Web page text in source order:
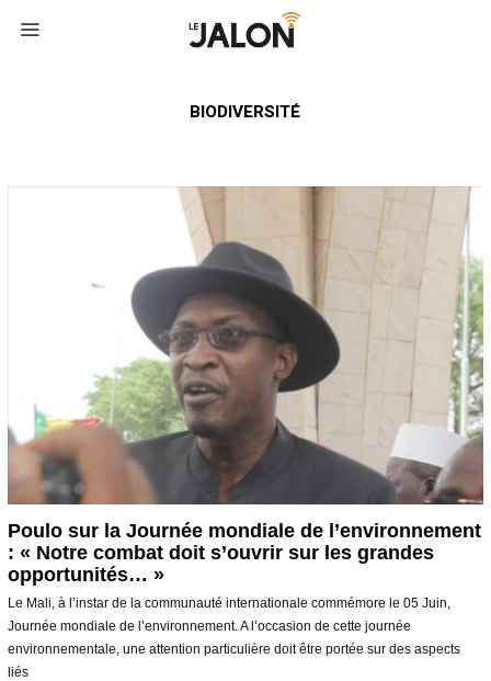
BIODIVERSITÉ
Poulo sur la Journée mondiale de l’environnement
: « Notre combat doit s’ouvrir sur les grandes
opportunités… »
Le Mali, à l’instar de la communauté internationale commémore le 05 Juin,
Journée mondiale de l’environnement. A l’occasion de cette journée
environnementale, une attention particulière doit être portée sur des aspects
liés